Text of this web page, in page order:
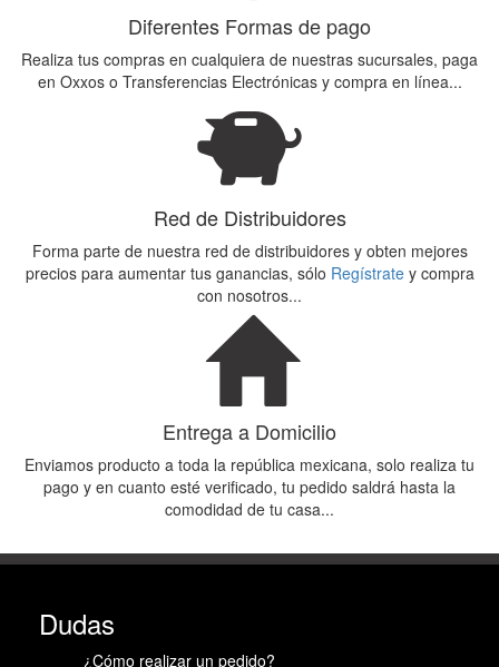
Diferentes Formas de pago
Realiza tus compras en cualquiera de nuestras sucursales, paga
en Oxxos o Transferencias Electrónicas y compra en línea...
Red de Distribuidores
Forma parte de nuestra red de distribuidores y obten mejores
precios para aumentar tus ganancias, sólo Regístratey compra
con nosotros...
Entrega a Domicilio
Enviamos producto a toda la república mexicana, solo realiza tu
pago y en cuanto esté verificado, tu pedido saldrá hasta la
comodidad de tu casa...
Dudas
¿Cómo realizar un pedido?